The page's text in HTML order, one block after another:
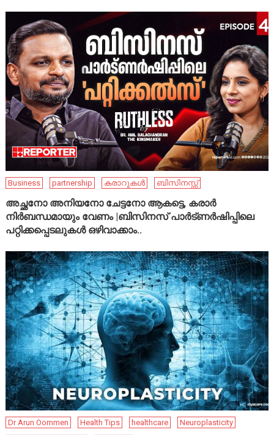
Business partnership കരാറുകൾ ബിസിനസ്സ്
അച്ഛനോ അനിയനോ ചേട്ടനോ ആകട്ടെ, കരാർ
നിർബന്ധമായും വേണം |ബിസിനസ് പാർട്ണർഷിപ്പിലെ
പറ്റിക്കപ്പെടലുകൾ ഒഴിവാക്കാം..
Dr Arun Oommen Health Tips healthcare
Neuroplasticity